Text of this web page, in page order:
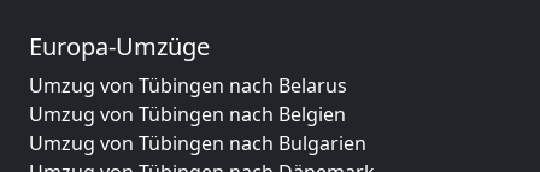
Europa-Umzüge
Umzug von Tübingen nach Belarus
Umzug von Tübingen nach Belgien
Umzug von Tübingen nach Bulgarien